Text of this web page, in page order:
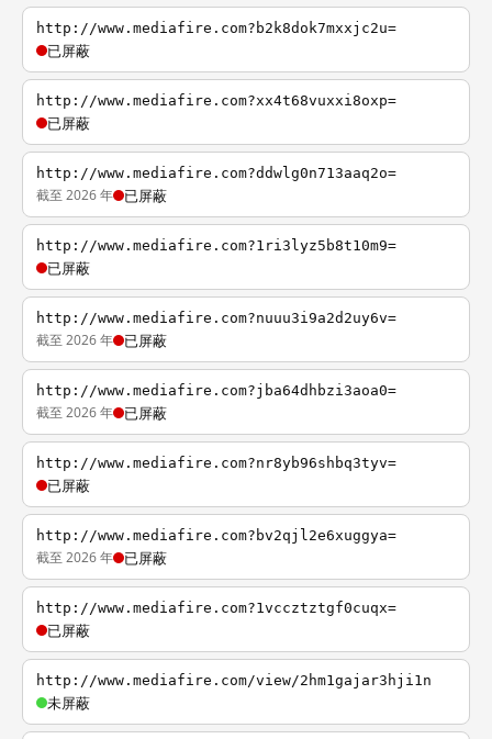
http://www.mediafire.com?b2k8dok7mxxjc2u=
已屏蔽
http://www.mediafire.com?xx4t68vuxxi8oxp=
已屏蔽
http://www.mediafire.com?ddwlg0n713aaq2o=
截至 2026 年 已屏蔽
http://www.mediafire.com?1ri3lyz5b8t10m9=
已屏蔽
http://www.mediafire.com?nuuu3i9a2d2uy6v=
截至 2026 年 已屏蔽
http://www.mediafire.com?jba64dhbzi3aoa0=
截至 2026 年 已屏蔽
http://www.mediafire.com?nr8yb96shbq3tyv=
已屏蔽
http://www.mediafire.com?bv2qjl2e6xuggya=
截至 2026 年 已屏蔽
http://www.mediafire.com?1vccztztgf0cuqx=
已屏蔽
http://www.mediafire.com/view/2hm1gajar3hji1n
未屏蔽